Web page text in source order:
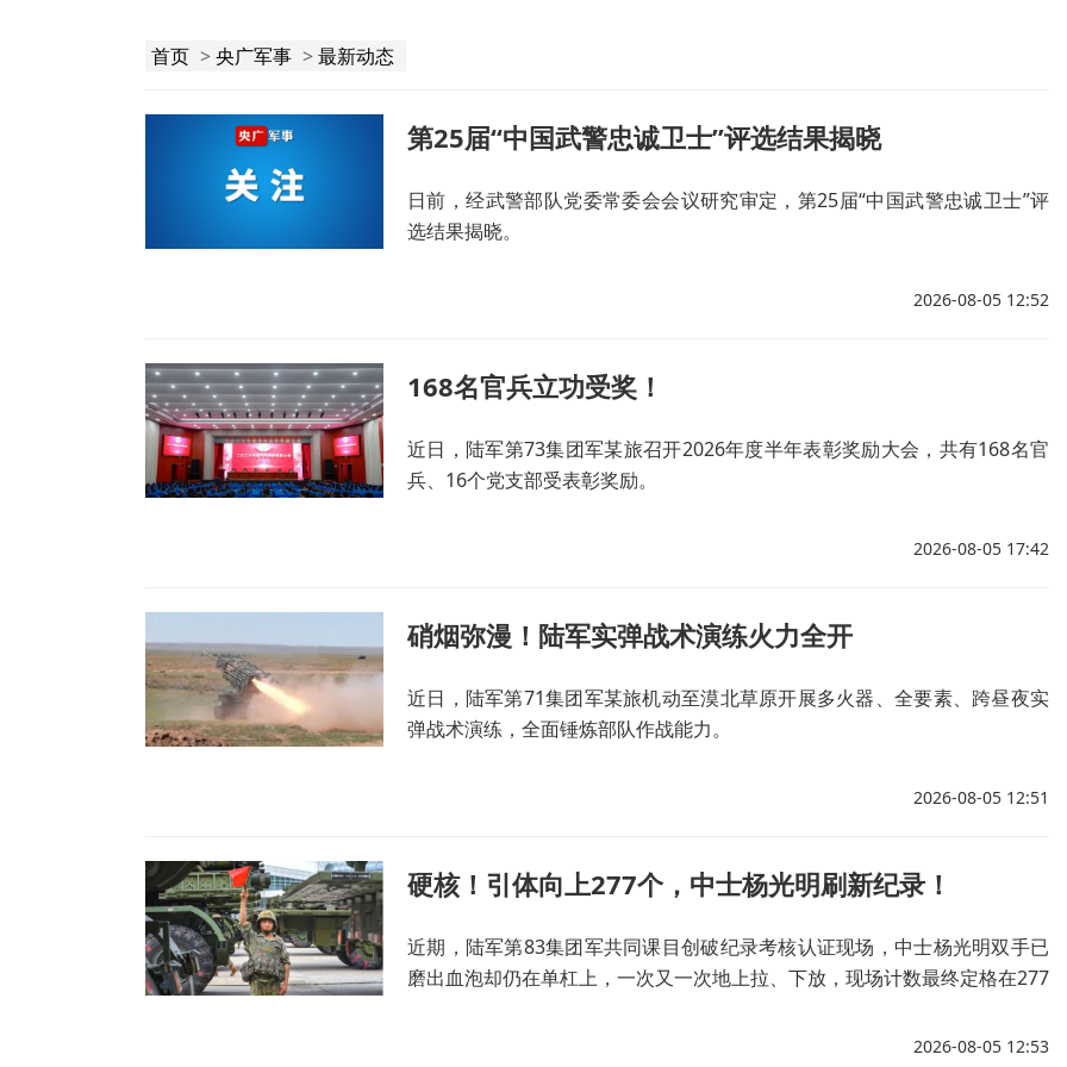
首页 >央广军事 >最新动态
第25届“中国武警忠诚卫士”评选结果揭晓
日前，经武警部队党委常委会会议研究审定，第25届“中国武警忠诚卫士”评
选结果揭晓。
2026-08-05 12:52
168名官兵立功受奖！
近日，陆军第73集团军某旅召开2026年度半年表彰奖励大会，共有168名官
兵、16个党支部受表彰奖励。
2026-08-05 17:42
硝烟弥漫！陆军实弹战术演练火力全开
近日，陆军第71集团军某旅机动至漠北草原开展多火器、全要素、跨昼夜实
弹战术演练，全面锤炼部队作战能力。
2026-08-05 12:51
硬核！引体向上277个，中士杨光明刷新纪录！
近期，陆军第83集团军共同课目创破纪录考核认证现场，中士杨光明双手已
磨出血泡却仍在单杠上，一次又一次地上拉、下放，现场计数最终定格在277
2026-08-05 12:53